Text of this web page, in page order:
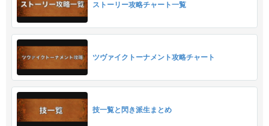
ストーリー攻略チャート一覧
ツヴァイクトーナメント攻略チャート
技一覧と閃き派生まとめ